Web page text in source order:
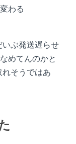
わる
いぶ発送遅らせ
めてんのかと
そうではあ